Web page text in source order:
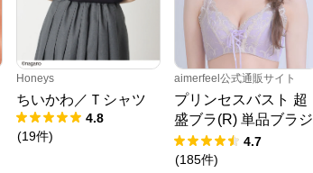
Honeys
ちいかわ／Ｔシャツ
4.8
(19件)
aimerfeel公式通販サイト
プリンセスバスト 超
盛ブラ(R) 単品ブラジ
ャー
4.7
(185件)